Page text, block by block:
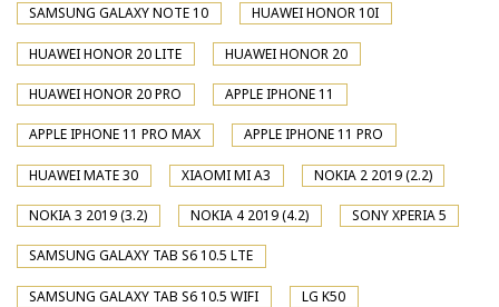
SAMSUNG GALAXY NOTE 10 HUAWEI HONOR 10I
HUAWEI HONOR 20 LITE HUAWEI HONOR 20
HUAWEI HONOR 20 PRO APPLE IPHONE 11
APPLE IPHONE 11 PRO MAX APPLE IPHONE 11 PRO
HUAWEI MATE 30 XIAOMI MI A3 NOKIA 2 2019 (2.2)
NOKIA 3 2019 (3.2) NOKIA 4 2019 (4.2) SONY XPERIA 5
SAMSUNG GALAXY TAB S6 10.5 LTE
SAMSUNG GALAXY TAB S6 10.5 WIFI LG K50